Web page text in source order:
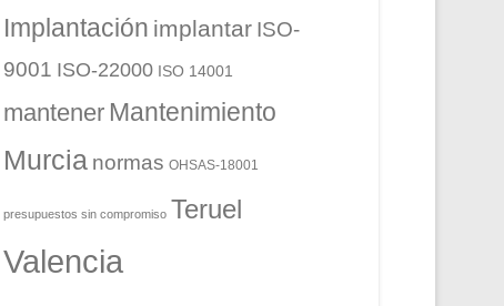
Implantación implantar ISO-
9001 ISO-22000 ISO 14001
mantener Mantenimiento
Murcia normas OHSAS-18001
presupuestos sin compromiso Teruel
Valencia